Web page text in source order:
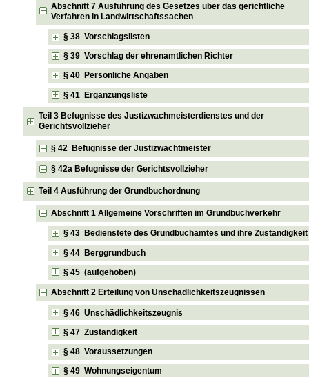
Abschnitt 7 Ausführung des Gesetzes über das gerichtliche
Verfahren in Landwirtschaftssachen
§ 38 Vorschlagslisten
§ 39 Vorschlag der ehrenamtlichen Richter
§ 40 Persönliche Angaben
§ 41 Ergänzungsliste
Teil 3 Befugnisse des Justizwachmeisterdienstes und der
Gerichtsvollzieher
§ 42 Befugnisse der Justizwachtmeister
§ 42a Befugnisse der Gerichtsvollzieher
Teil 4 Ausführung der Grundbuchordnung
Abschnitt 1 Allgemeine Vorschriften im Grundbuchverkehr
§ 43 Bedienstete des Grundbuchamtes und ihre Zuständigkeit
§ 44 Berggrundbuch
§ 45 (aufgehoben)
Abschnitt 2 Erteilung von Unschädlichkeitszeugnissen
§ 46 Unschädlichkeitszeugnis
§ 47 Zuständigkeit
§ 48 Voraussetzungen
§ 49 Wohnungseigentum